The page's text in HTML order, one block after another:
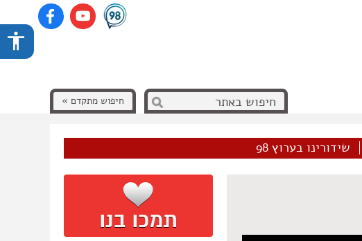
חיפוש מתקדם »
שידורינו בערוץ 98